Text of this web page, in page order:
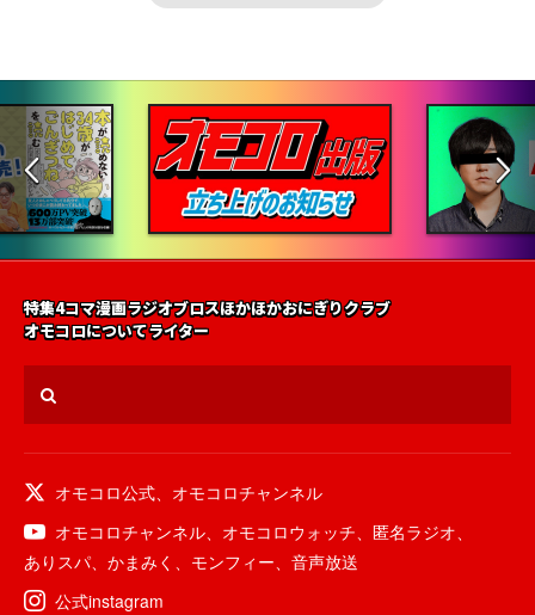
特集4コマ漫画ラジオブロスほかほかおにぎりクラブ
オモコロについてライター
オモコロ公式
オモコロチャンネル
オモコロチャンネル
オモコロウォッチ 匿名ラジオ
ありスパ
かまみく モンフィー
音声放送
公式instagram